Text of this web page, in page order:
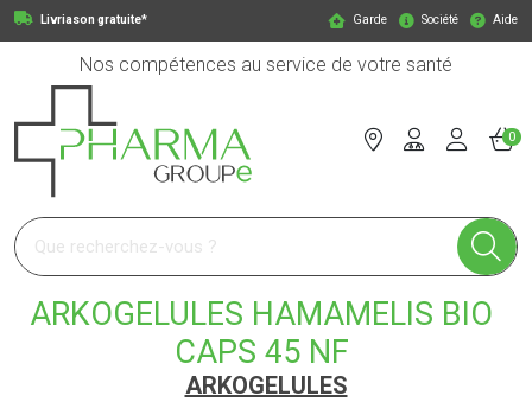
Livriason gratuite* Garde Société Aide
Nos compétences au service de votre santé
Pharmagroupe Votre pharmacie en ligne à votre service
0
ARKOGELULES HAMAMELIS BIO
CAPS 45 NF
ARKOGELULES